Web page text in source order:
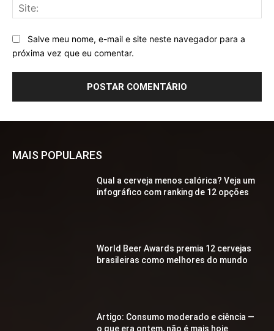
Salve meu nome, e-mail e site neste navegador para a
próxima vez que eu comentar.
MAIS POPULARES
Qual a cerveja menos calórica? Veja um
infográfico com ranking de 12 opções
World Beer Awards premia 12 cervejas
brasileiras como melhores do mundo
Artigo: Consumo moderado e ciência —
o que era ontem, não é mais hoje